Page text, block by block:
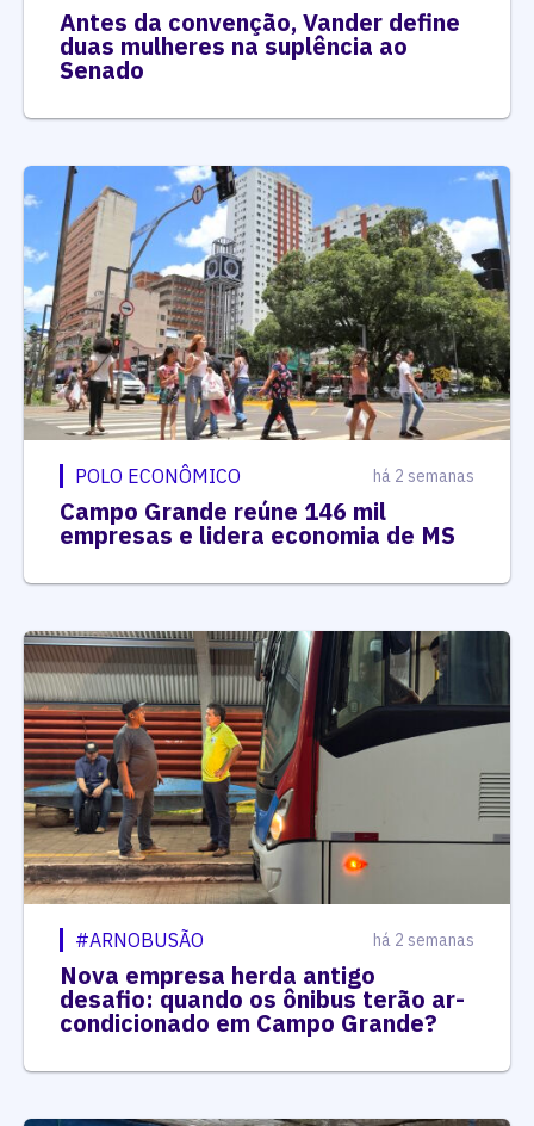
Antes da convenção, Vander define
duas mulheres na suplência ao
Senado
POLO ECONÔMICO há 2 semanas
Campo Grande reúne 146 mil
empresas e lidera economia de MS
#ARNOBUSÃO há 2 semanas
Nova empresa herda antigo
desafio: quando os ônibus terão ar-
condicionado em Campo Grande?